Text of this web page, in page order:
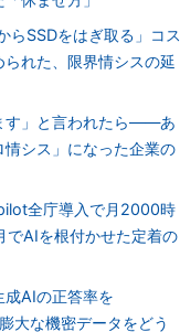
らSSDをはぎ取る」コス
られた、限界情シスの延
す」と言われたら――あ
情シス」になった企業の
全庁導入で月2000時
AIを根付かせた定着の
成AIの正答率を
な機密データをどう